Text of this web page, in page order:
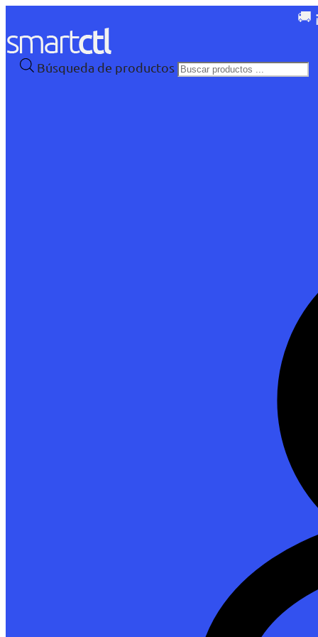
🚚
Búsqueda de productos